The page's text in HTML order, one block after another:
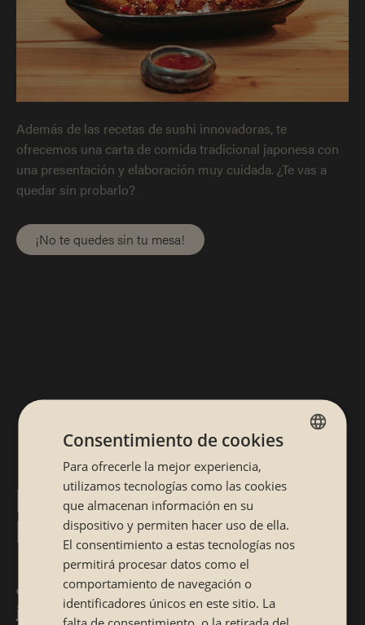
RESTAURANTE JAPONÉS
EN PONTEVEDRA
¿Quieres disfrutar de la mejor comida
japonesa en pleno centro de Pontevedra?
Además de las recetas de sushi innovadoras, te
ofrecemos una carta de comida tradicional japonesa con
una presentación y elaboración muy cuidada. ¿Te vas a
quedar sin probarlo?
¡No te quedes sin tu mesa!
CATALÁN
Consentimiento de cookies
Para ofrecerle la mejor experiencia,
utilizamos tecnologías como las cookies
que almacenan información en su
dispositivo y permiten hacer uso de ella.
El consentimiento a estas tecnologías nos
permitirá procesar datos como el
comportamiento de navegación o
identificadores únicos en este sitio. La